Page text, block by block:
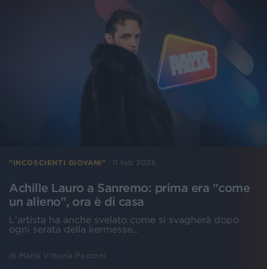
"INCOSCIENTI GIOVANI" 11 feb 2025
Achille Lauro a Sanremo: prima era "come
un alieno", ora è di casa
L'artista ha anche svelato come si svagherà dopo
ogni serata della kermesse...
di Maria Vittoria Pezzoni